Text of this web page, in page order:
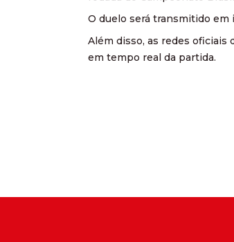
O duelo será transmitido em
Além disso, as redes oficiais
em tempo real da partida.